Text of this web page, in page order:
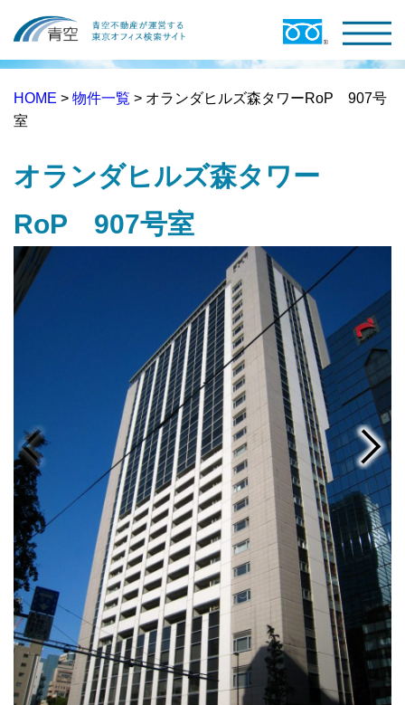
HOME > 物件一覧 > オランダヒルズ森タワーRoP 907号
室
オランダヒルズ森タワー
RoP 907号室